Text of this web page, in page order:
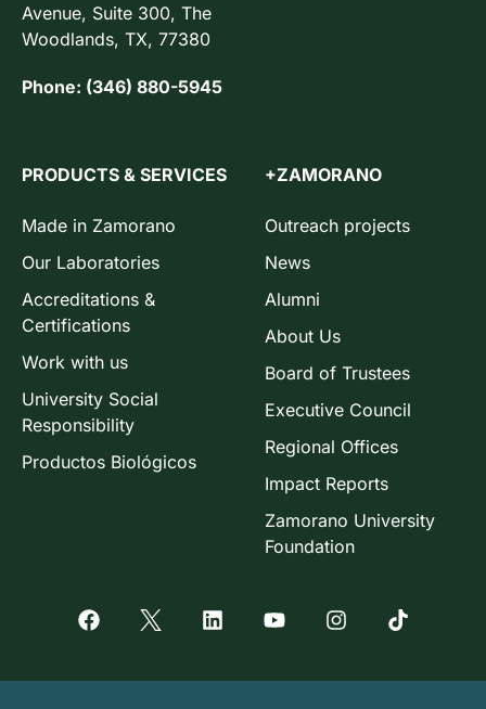
Avenue, Suite 300, The
Woodlands, TX, 77380
Phone: (346) 880-5945
PRODUCTS & SERVICES
Made in Zamorano
Our Laboratories
Accreditations &
Certifications
Work with us
University Social
Responsibility
Productos Biológicos
+ZAMORANO
Outreach projects
News
Alumni
About Us
Board of Trustees
Executive Council
Regional Offices
Impact Reports
Zamorano University
Foundation